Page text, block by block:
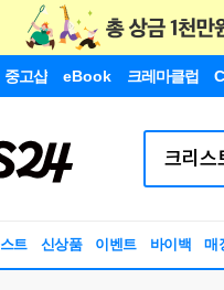
중고샵 eBook 크레마클럽
트 신상품 이벤트 바이백 매